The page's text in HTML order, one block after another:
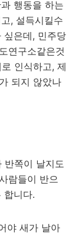
행동을 하는
, 설득시킬수
싶은데, 민주당
연구소같은것
인식하고, 제
되지 않았나
반쪽이 날지도
람들이 반으
합니다.
야 새가 날아